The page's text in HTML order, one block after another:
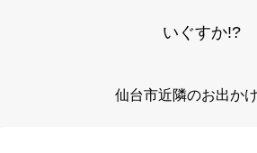
いぐすか!?
仙台市近隣のお出か